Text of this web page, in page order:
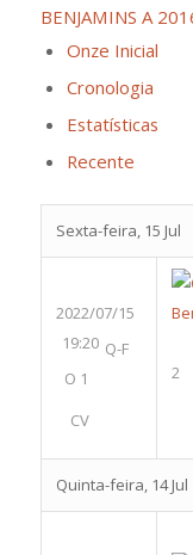
BENJAMINS A
Onze Inicial
Cronologia
Estatísticas
Recente
Sexta-feira, 15 Jul
2022/07/15
19:20 Q-F
O 1
CV
2
Quinta-feira, 14 Jul